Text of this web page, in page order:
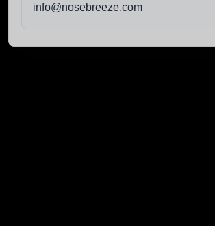
info@nosebreeze.com